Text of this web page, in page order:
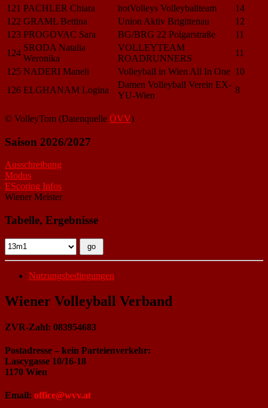
121 PACHLER Chiara hotVolleys Volleyballteam
14
122 GRAML Bettina Union Aktiv Brigittenau
12
123 PROGOVAC Sara BG/BRG 22 Polgarstraße
11
124
SRODA Natalia
Weronika
VOLLEYTEAM
ROADRUNNERS
11
125 NADERI Maneli Volleyball in Wien All In One 10
126 ELGHANAM Logina
Damen Volleyball Verein EX-
YU-Wien
8
© VolleyTom (Datenquelle ÖVV)
Saison 2026/2027
Ausschreibung
Modus
EScoring Infos
Wiener Meister
Tabelle, Ergebnisse
Nutzungsbedingungen
Wiener Volleyball Verband
ZVR-Zahl: 083954683
Postadresse – kein Parteienverkehr:
Lascygasse 10/16-18
1170 Wien
Email: office@wvv.at